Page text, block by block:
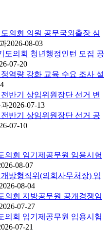
의회 의원 공무국외출장 심
2026-08-03
도의회 청년행정인턴 모집 공
07-20
역량 강화 교육 수요 조사 설
반기 상임위원장단 선거 변
2026-07-13
반기 상임위원장단 선거 공
07-10
의회 임기제공무원 임용시험
08-07
방형직위(의회사무처장) 임
2026-08-04
의회 지방공무원 공개경쟁임
2026-07-27
의회 임기제공무원 임용시험
07-21